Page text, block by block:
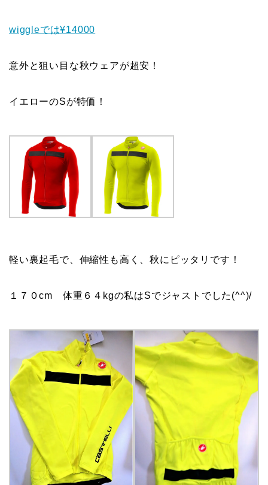
wiggleでは¥14000
意外と狙い目な秋ウェアが超安！
イエローのSが特価！
軽い裏起毛で、伸縮性も高く、秋にピッタリです！
１７０cm 体重６４kgの私はSでジャストでした(^^)/